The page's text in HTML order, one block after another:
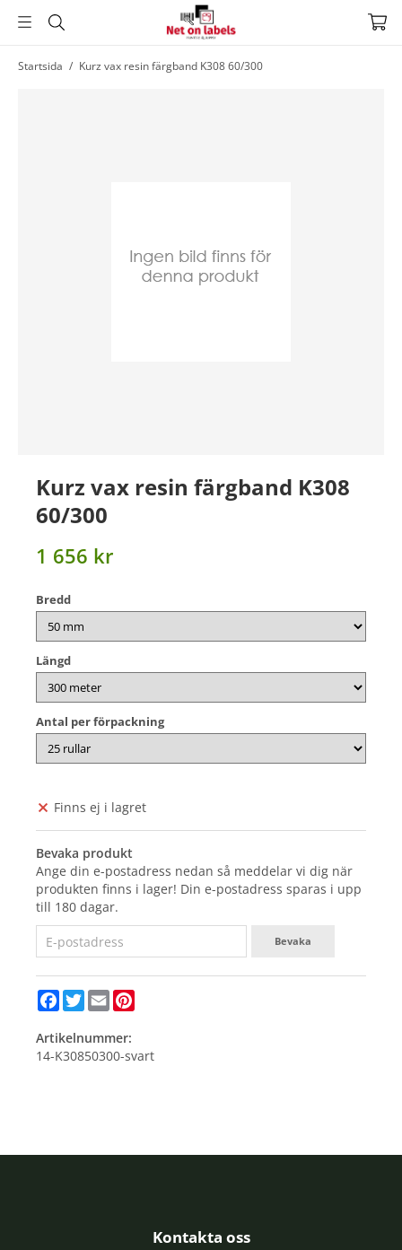
HoppaStartsida / Kurz vax resin färgband K308 60/300
Kurz vax resin färgband K308
60/300
1 656 kr
Bredd
Längd
Antal per förpackning
Finns ej i lagret
Bevaka produkt
Ange din e-postadress nedan så meddelar vi dig när
produkten finns i lager! Din e-postadress sparas i upp
till 180 dagar.
Bevaka
Facebook
Twitter
Email
Artikelnummer:
14-K30850300-svart
Kontakta oss